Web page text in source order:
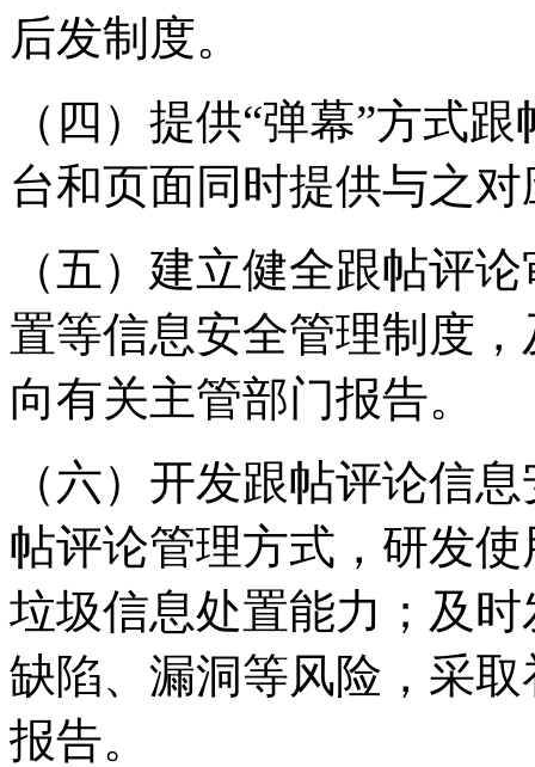
后发制度。
（四）提供“弹幕”方式
台和页面同时提供与之
（五）建立健全跟帖评
置等信息安全管理制度
向有关主管部门报告。
（六）开发跟帖评论信
帖评论管理方式，研发
垃圾信息处置能力；及
缺陷、漏洞等风险，采
报告。